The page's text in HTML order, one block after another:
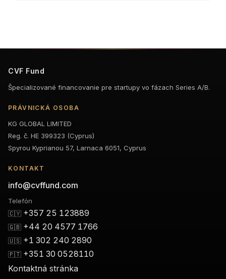
CVF Fund
Špecializované financovanie pre startupy vo fázach Series A/B.
PRÁVNICKÁ OSOBA
KG GLOBAL LIMITED
Reg. č. HE 399323 (Cyprus)
Spyrou Kyprianou 57, Larnaca 6051, Cyprus
KONTAKT
info@cvffund.com
Telefón
🇨🇾 +357 25 123889
🇬🇧 +44 20 4577 1766
🇺🇸 +1 302 240 2890
🇵🇹 +351 30 0528110
Kontaktná stránka